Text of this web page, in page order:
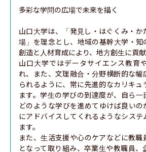
多彩な学問の広場で未来を描く
山口大学は、「発見し・はぐくみ・
場」を理念とし、地域の基幹大学・知
創造と人材育成により、地方創生に貢献
山口大学ではデータサイエンス教育
れ、また、文理融合・分野横断的な
られるように、常に先進的なカリキュ
ます。学生の学びの到達度が、自ら一
どのような学びを進めてゆけば良いの
にアドバイスしてくれるようなシステ
ます。
また、生活支援や心のケアなどに教
となって取り組み、卒業生や教職員、